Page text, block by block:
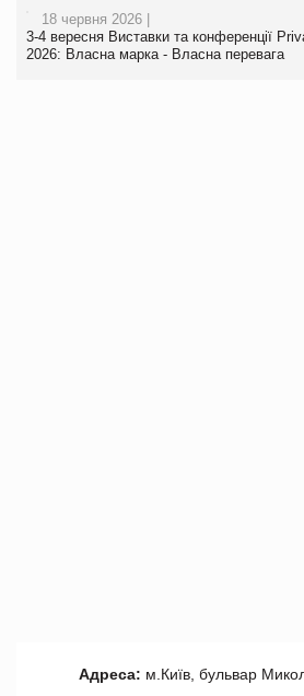
18 червня 2026 |
3-4 вересня Виставки та конференції
2026: Власна марка - Власна перевага
Адреса: м.Київ, бульвар